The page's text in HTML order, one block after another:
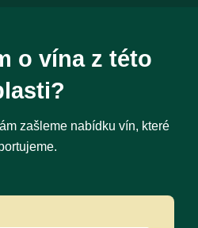
o vína z této
zašleme nabídku vín, které